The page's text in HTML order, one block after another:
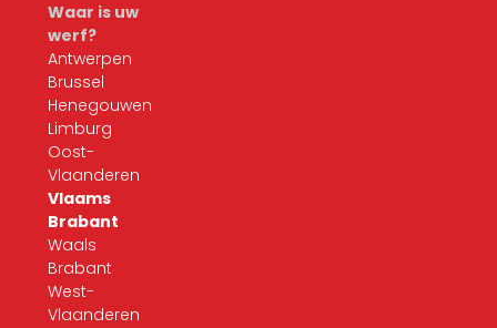
Waar is uw
werf?
Antwerpen
Brussel
Henegouwen
Limburg
Oost-
Vlaanderen
Vlaams
Brabant
Waals
Brabant
West-
Vlaanderen